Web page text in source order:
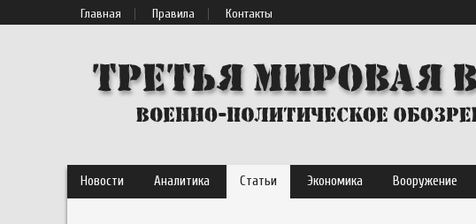
Главная Правила Контакты
Новости Аналитика Статьи Экономика Вооружение